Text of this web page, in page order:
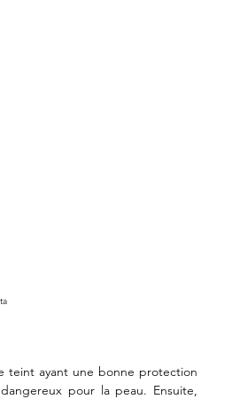
teint ayant une bonne protection
pour la peau. Ensuite,